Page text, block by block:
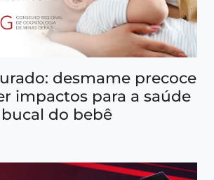
desmame precoce
impactos para a saúde
bucal do bebê